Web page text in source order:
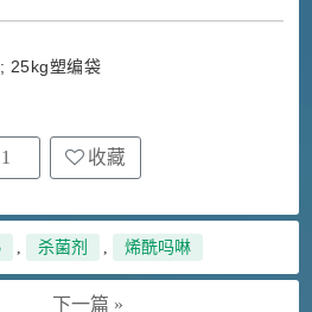
25kg塑编袋
1 收藏
杀菌剂 烯酰吗啉
下一篇 »